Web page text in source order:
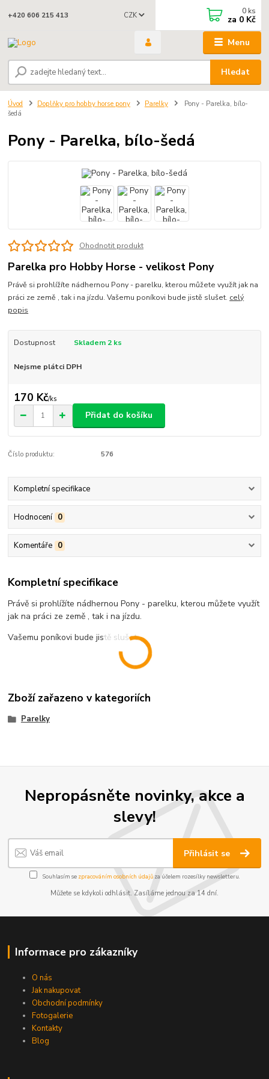
Menu
CZK
Hledat
+420 606 215 413 0 ks
za 0 Kč
Úvod Doplňky pro hobby horse pony Parelky
Pony - Parelka, bílo-
šedá
Pony - Parelka, bílo-šedá
Ohodnotit produkt
Parelka pro Hobby Horse - velikost Pony
Právě si prohlížíte nádhernou Pony - parelku, kterou můžete využít jak na
práci ze země , tak i na jízdu. Vašemu poníkovi bude jistě slušet. celý
popis
Dostupnost Skladem 2 ks
Nejsme plátci DPH
170 Kč/ks
Přidat do košíku
Číslo produktu: 576
Kompletní specifikace
Hodnocení 0
Komentáře 0
Kompletní specifikace
Právě si prohlížíte nádhernou Pony - parelku, kterou můžete využít
jak na práci ze země , tak i na jízdu.
Vašemu poníkovi bude jistě slušet.
Zboží zařazeno v kategoriích
Parelky
Nepropásněte novinky, akce a
slevy!
Přihlásit se
Souhlasím se zpracováním osobních údajůza účelem rozesílky newsletteru.
Můžete se kdykoli odhlásit. Zasíláme jednou za 14 dní.
Informace pro zákazníky
O nás
Jak nakupovat
Obchodní podmínky
Fotogalerie
Kontakty
Blog